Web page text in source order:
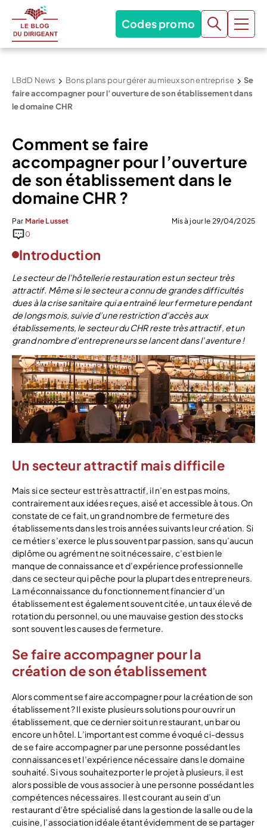
Codes promo
LBdD News Bons plans pour gérer au mieux son entreprise
Se
faire accompagner pour l’ouverture de son établissement dans
le domaine CHR
Comment se faire
accompagner pour l’ouverture
de son établissement dans le
domaine CHR ?
Par Marie Lusset
Mis à jour le 29/04/2025
0
Introduction
Le secteur de l’hôtellerie restauration est un secteur très
attractif. Même si le secteur a connu de grandes difficultés
dues à la crise sanitaire qui a entrainé leur fermeture pendant
de longs mois, suivie d’une restriction d’accès aux
établissements, le secteur du CHR reste très attractif, et un
grand nombre d’entrepreneurs se lancent dans l’aventure !
Un secteur attractif mais difficile
Mais si ce secteur est très attractif, il n’en est pas moins,
contrairement aux idées reçues, aisé et accessible à tous. On
constate de ce fait, un grand nombre de fermeture des
établissements dans les trois années suivants leur création. Si
ce métier s’exerce le plus souvent par passion, sans qu’aucun
diplôme ou agrément ne soit nécessaire, c’est bien le
manque de connaissance et d’expérience professionnelle
dans ce secteur qui pêche pour la plupart des entrepreneurs.
La méconnaissance du fonctionnement financier d’un
établissement est également souvent citée, un taux élevé de
rotation du personnel, ou une mauvaise gestion des stocks
sont souvent les causes de fermeture.
Se faire accompagner pour la
création de son établissement
Alors comment se faire accompagner pour la création de son
établissement ? Il existe plusieurs solutions pour ouvrir un
établissement, que ce dernier soit un restaurant, un bar ou
encore un hôtel. L’important est comme évoqué ci-dessus
de se faire accompagner par une personne possédant les
connaissances et l’expérience nécessaire dans le domaine
souhaité. Si vous souhaitez porter le projet à plusieurs, il est
alors possible de vous associer à une personne possédant les
compétences nécessaires. Il est courant au sein d’un
restaurant d’être spécialisé dans la gestion de la salle ou de la
cuisine, l’association idéale étant évidemment de se partager